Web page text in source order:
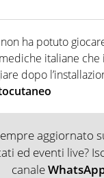
ha potuto
italiane che
dopo
aggiornato
ed eventi live?
canale